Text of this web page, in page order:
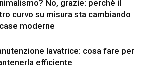
No, grazie: perchè il
curvo su misura sta cambiando
moderne
lavatrice: cosa fare per
efficiente